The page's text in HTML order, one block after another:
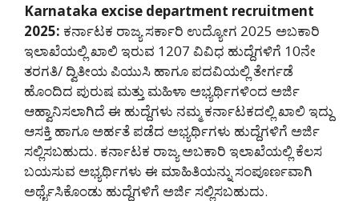
Karnataka excise department recruitment
2025: ಕರ್ನಾಟಕ ರಾಜ್ಯ ಸರ್ಕಾರಿ ಉದ್ಯೋಗ 2025 ಅಬಕಾರಿ
ಇಲಾಖೆಯಲ್ಲಿ ಖಾಲಿ ಇರುವ 1207 ವಿವಿಧ ಹುದ್ದೆಗಳಿಗೆ 10ನೇ
ತರಗತಿ/ ದ್ವಿತೀಯ ಪಿಯುಸಿ ಹಾಗೂ ಪದವಿಯಲ್ಲಿ ತೇರ್ಗಡೆ
ಹೊಂದಿದ ಪುರುಷ ಮತ್ತು ಮಹಿಳಾ ಅಭ್ಯರ್ಥಿಗಳಿಂದ ಅರ್ಜಿ
ಆಹ್ವಾನಿಸಲಾಗಿದೆ ಈ ಹುದ್ದೆಗಳು ನಮ್ಮ ಕರ್ನಾಟಕದಲ್ಲಿ ಖಾಲಿ ಇದ್ದು
ಆಸಕ್ತಿ ಹಾಗೂ ಅರ್ಹತೆ ಪಡೆದ ಅಭ್ಯರ್ಥಿಗಳು ಹುದ್ದೆಗಳಿಗೆ ಅರ್ಜಿ
ಸಲ್ಲಿಸಬಹುದು. ಕರ್ನಾಟಕ ರಾಜ್ಯ ಅಬಕಾರಿ ಇಲಾಖೆಯಲ್ಲಿ ಕೆಲಸ
ಬಯಸುವ ಅಭ್ಯರ್ಥಿಗಳು ಈ ಮಾಹಿತಿಯನ್ನು ಸಂಪೂರ್ಣವಾಗಿ
ಅರ್ಥೈಸಿಕೊಂಡು ಹುದ್ದೆಗಳಿಗೆ ಅರ್ಜಿ ಸಲ್ಲಿಸಬಹುದು.